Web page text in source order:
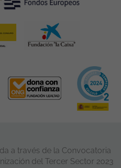
a través de la Convocatoria
del Tercer Sector 2023